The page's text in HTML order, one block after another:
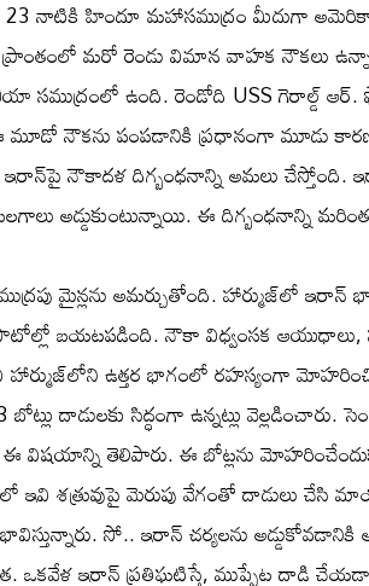
23 నాటికి హిందూ మహాసముద్రం మీదుగా
ప్రాంతంలో మరో రెండు విమాన వాహక నౌకలు
సముద్రంలో ఉంది. రెండోది USS గెరాల్డ్ ఆర్.
నౌకను పంపడానికి ప్రధానంగా మూడు
నౌకాదళ దిగ్బంధనాన్ని అమలు చేస్తోంది.
అడ్డుకుంటున్నాయి. ఈ దిగ్బంధనాన్ని
మైన్లను అమర్చుతోంది. హార్ముజ్‌లో ఇరాన్‌
బయటపడింది. నౌకా విధ్వంసక ఆయుధాలు,
హార్ముజ్‌‌లోని ఉత్తర భాగంలో రహస్యంగా
దాడులకు సిద్ధంగా ఉన్నట్లు వెల్లడించారు.
తెలిపారు. ఈ బోట్లను
ఇవి శత్రువుపై మెరుపు వేగంతో దాడులు
సో.. ఇరాన్ చర్యలను
ఒకవేళ ఇరాన్ ప్రతిఘటిస్తే, ముప్పేట దాడి